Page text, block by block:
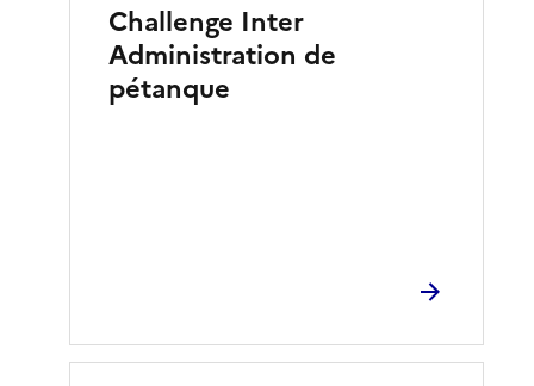
Challenge Inter
Administration de
pétanque